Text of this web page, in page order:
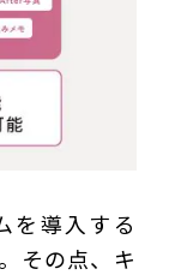
を導入する
その点、キ